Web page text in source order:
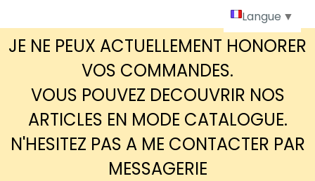
JE NE PEUX ACTUELLEMENT HONORER
VOS COMMANDES.
VOUS POUVEZ DECOUVRIR NOS
ARTICLES EN MODE CATALOGUE.
N'HESITEZ PAS A ME CONTACTER PAR
MESSAGERIE
Langue ▼